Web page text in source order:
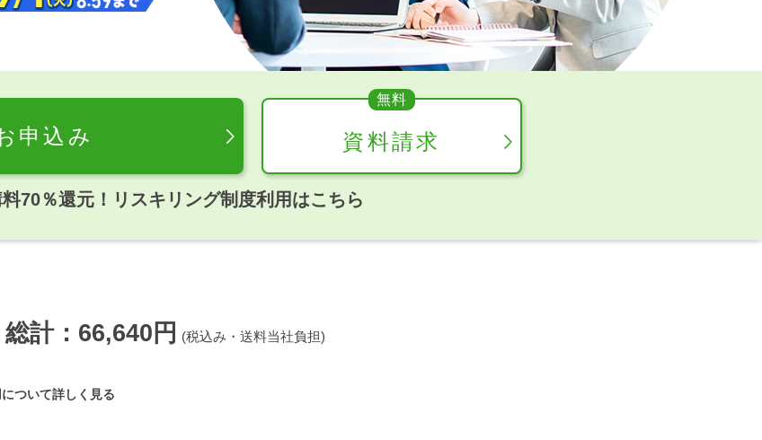
申込み 資料請求
70％還元！リスキリング制度利用はこちら
計：66,640円 (税込み・送料当社負担)
ついて詳しく見る